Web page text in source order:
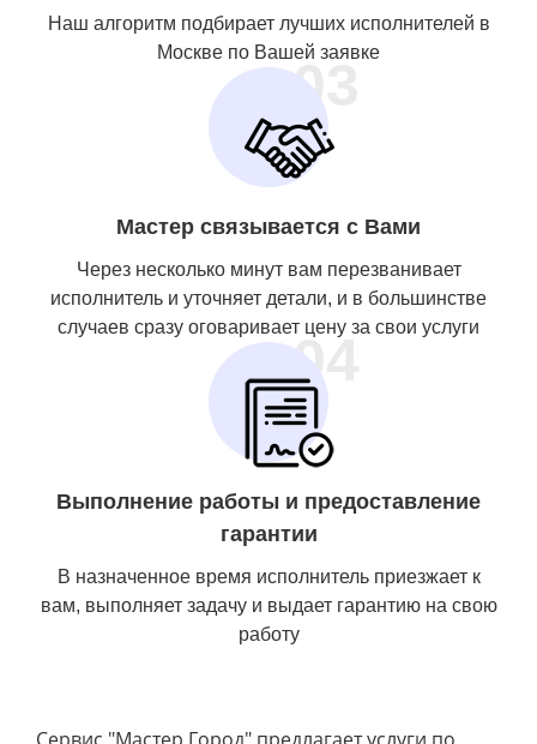
Наш алгоритм подбирает лучших исполнителей в
Москве по Вашей заявке
03
Мастер связывается с Вами
Через несколько минут вам перезванивает
исполнитель и уточняет детали, и в большинстве
случаев сразу оговаривает цену за свои услуги
04
Выполнение работы и предоставление
гарантии
В назначенное время исполнитель приезжает к
вам, выполняет задачу и выдает гарантию на свою
работу